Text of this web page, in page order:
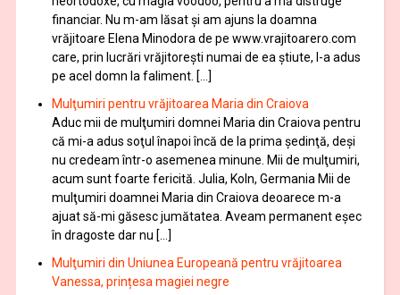
financiar. Nu m-am lăsat şi am ajuns la doamna
vrăjitoare Elena Minodora de pe www.vrajitoarero.com
care, prin lucrări vrăjitorești numai de ea ştiute, l-a adus
pe acel domn la faliment. […]
Mulţumiri pentru vrăjitoarea Maria din Craiova
Aduc mii de mulţumiri domnei Maria din Craiova pentru
că mi-a adus soţul înapoi încă de la prima şedinţă, deşi
nu credeam într-o asemenea minune. Mii de mulţumiri,
acum sunt foarte fericită. Julia, Koln, Germania Mii de
mulţumiri doamnei Maria din Craiova deoarece m-a
ajuat să-mi găsesc jumătatea. Aveam permanent eşec
în dragoste dar nu […]
Mulţumiri din Uniunea Europeană pentru vrăjitoarea
Vanessa, prințesa magiei negre